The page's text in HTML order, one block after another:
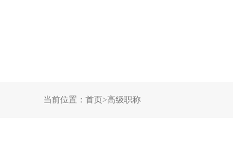
当前位置： 首页 >高级职称